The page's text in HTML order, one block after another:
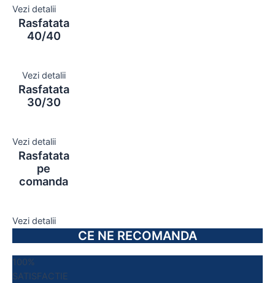
Vezi detalii
Rasfatata
40/40
Vezi detalii
Rasfatata
30/30
Vezi detalii
Rasfatata
pe
comanda
Vezi detalii
CE NE RECOMANDA
100%
SATISFACTIE